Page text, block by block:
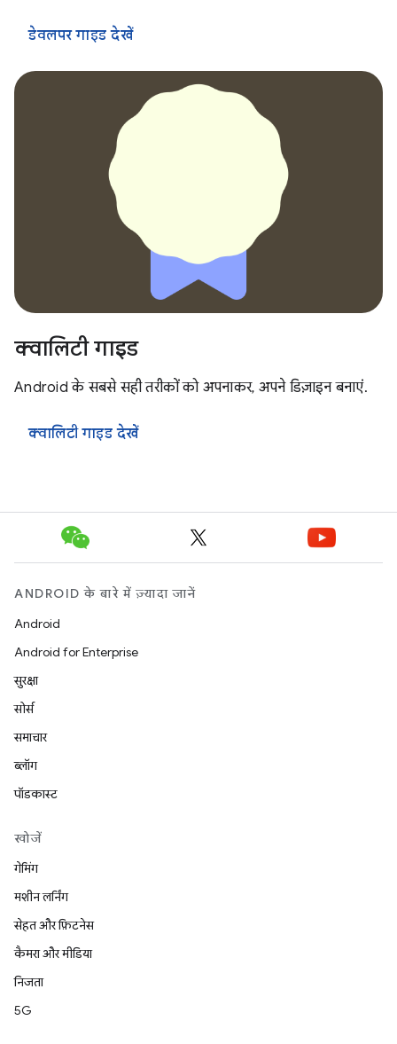
डेवलपर गाइड देखें
क्वालिटी गाइड
Android के सबसे सही तरीकों को अपनाकर, अपने डिज़ाइन बनाएं.
क्वालिटी गाइड देखें
ANDROID के बारे में ज़्यादा जानें
Android
Android for Enterprise
सुरक्षा
सोर्स
समाचार
ब्लॉग
पॉडकास्ट
खोजें
गेमिंग
मशीन लर्निंग
सेहत और फ़िटनेस
कैमरा और मीडिया
निजता
5G